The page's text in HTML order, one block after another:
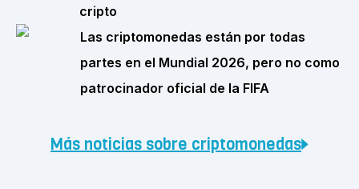
cripto
Las criptomonedas están por todas
partes en el Mundial 2026, pero no como
patrocinador oficial de la FIFA
Más noticias sobre criptomonedas